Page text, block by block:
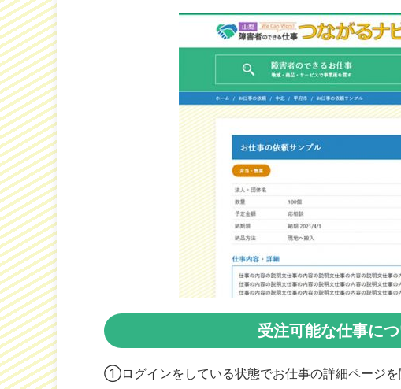
受注可能な仕事に
①ログインをしている状態でお仕事の詳細ページを